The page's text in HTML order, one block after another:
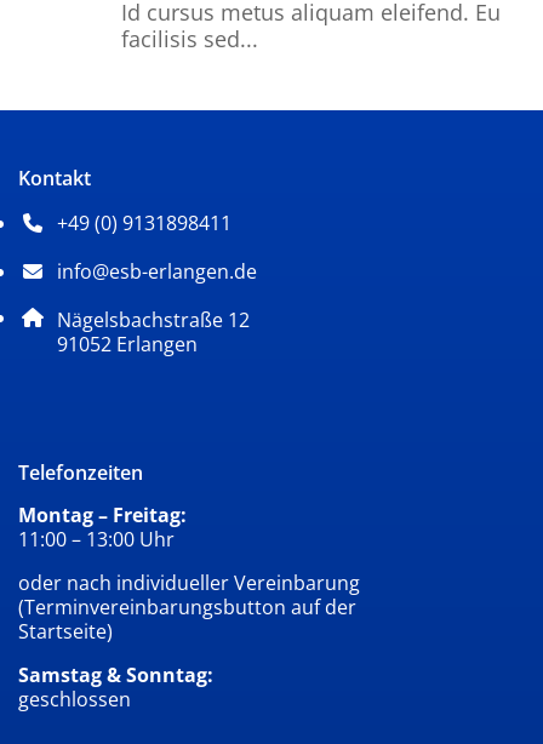
Id cursus metus aliquam eleifend. Eu
facilisis sed...
Kontakt
+49 (0) 9131898411
Telefonnummer: 4 9 0 9 1 3 1 8 9 8 4 1 1
info@esb-erlangen.de
E-Mail Adresse: info@esb-erlangen.de
Adresse:
Nägelsbachstraße 12
91052 , 9 1 0 5 2
Erlangen
Telefonzeiten
Montag – Freitag:
11:00 – 13:00 Uhr
oder nach individueller Vereinbarung
(Terminvereinbarungsbutton auf der
Startseite)
Samstag & Sonntag:
geschlossen